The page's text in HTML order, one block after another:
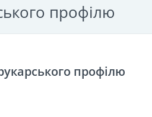
профілю
профілю